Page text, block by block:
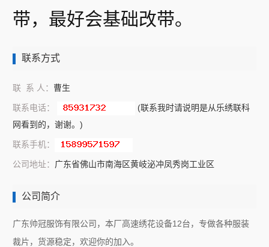
带，最好会基础改带。
联系方式
联 系 人： 曹生
联系电话：
(联系我时请说明是从乐绣联科
网看到的，谢谢。)
联系手机：
公司地址： 广东省佛山市南海区黄岐泌冲凤秀岗工业区
公司简介
广东帅冠服饰有限公司，本厂高速绣花设备12台，专做各种服装
裁片，货源稳定，欢迎你的加入。